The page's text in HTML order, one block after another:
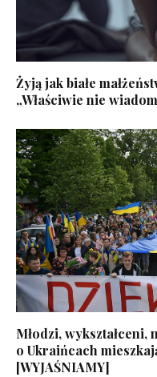
Żyją jak białe
„Właściwie nie
Młodzi, wykształceni,
o Ukraińcach
[WYJAŚNIAMY]